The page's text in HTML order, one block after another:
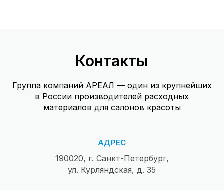
Контакты
Группа компаний АРЕАЛ — один из крупнейших
в России производителей расходных
материалов для салонов красоты
АДРЕС
190020, г. Санкт-Петербург,
ул. Курляндская, д. 35